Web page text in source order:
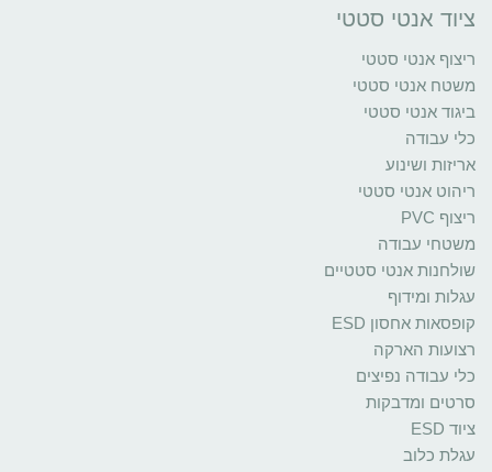
ציוד אנטי סטטי
ריצוף אנטי סטטי
משטח אנטי סטטי
ביגוד אנטי סטטי
כלי עבודה
אריזות ושינוע
ריהוט אנטי סטטי
ריצוף PVC
משטחי עבודה
שולחנות אנטי סטטיים
עגלות ומידוף
קופסאות אחסון ESD
רצועות הארקה
כלי עבודה נפיצים
סרטים ומדבקות
ציוד ESD
עגלת כלוב